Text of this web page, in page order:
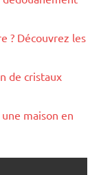
? Découvrez les
de cristaux
maison en